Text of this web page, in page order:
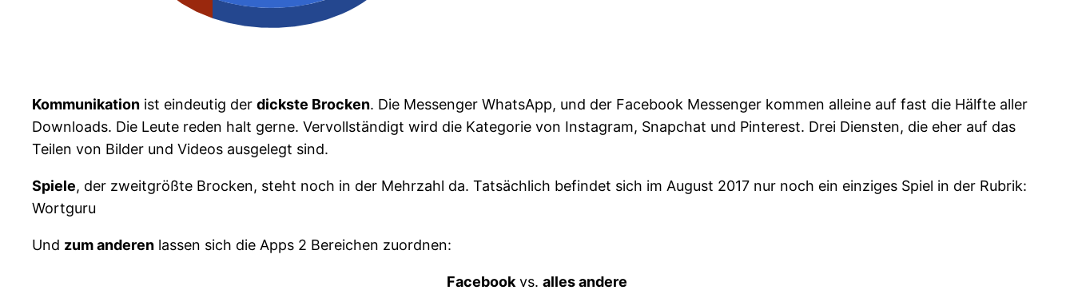
Kommunikation ist eindeutig der dickste Brocken. Die Messenger WhatsApp, und der Facebook Messenger kommen alleine auf fast die Hälfte aller
Downloads. Die Leute reden halt gerne. Vervollständigt wird die Kategorie von Instagram, Snapchat und Pinterest. Drei Diensten, die eher auf das
Teilen von Bilder und Videos ausgelegt sind.
Spiele, der zweitgrößte Brocken, steht noch in der Mehrzahl da. Tatsächlich befindet sich im August 2017 nur noch ein einziges Spiel in der Rubrik:
Wortguru
Und zum anderen lassen sich die Apps 2 Bereichen zuordnen:
Facebook vs. alles andere